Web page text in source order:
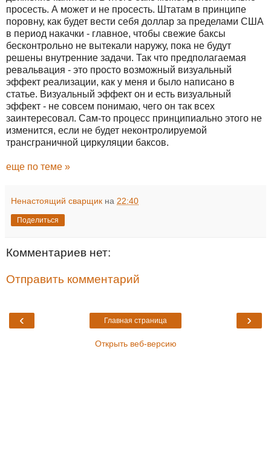
просесть. А может и не просесть. Штатам в принципе
поровну, как будет вести себя доллар за пределами США
в период накачки - главное, чтобы свежие баксы
бесконтрольно не вытекали наружу, пока не будут
решены внутренние задачи. Так что предполагаемая
ревальвация - это просто возможный визуальный
эффект реализации, как у меня и было написано в
статье. Визуальный эффект он и есть визуальный
эффект - не совсем понимаю, чего он так всех
заинтересовал. Сам-то процесс принципиально этого не
изменится, если не будет неконтролируемой
трансграничной циркуляции баксов.
еще по теме »
Ненастоящий сварщик на 22:40
Поделиться
Комментариев нет:
Отправить комментарий
‹ ›
Главная страница
Открыть веб-версию